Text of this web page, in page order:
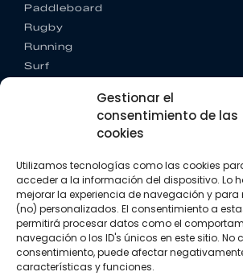
Gestionar el
consentimiento de las
cookies
Utilizamos tecnologías como las cookies
acceder a la información del dispositivo. Lo
mejorar la experiencia de navegación y
(no) personalizados. El consentimiento a
permitirá procesar datos como el
navegación o los ID's únicos en este sitio. No
consentimiento, puede afectar
características y funciones.
Paddleboard
Rugby
Running
Surf
CONTACTO
+34 662 342 177
info@vkssport.com
SÍGUENOS